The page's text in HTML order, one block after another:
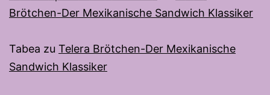
Brötchen-Der Mexikanische Sandwich Klassiker
Tabea zu Telera Brötchen-Der Mexikanische
Sandwich Klassiker